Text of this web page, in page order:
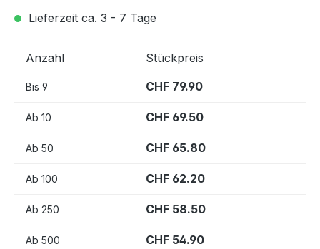
Lieferzeit ca. 3 - 7 Tage
Anzahl Stückpreis
Bis 9 CHF 79.90
Ab 10 CHF 69.50
Ab 50 CHF 65.80
Ab 100 CHF 62.20
Ab 250 CHF 58.50
Ab 500 CHF 54.90